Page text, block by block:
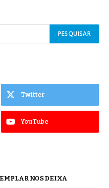
Twitter
YouTube
NOS DEIXA